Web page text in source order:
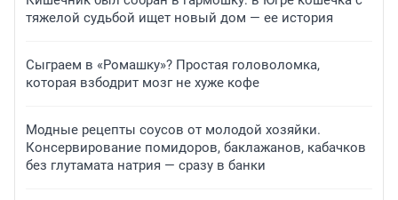
тяжелой судьбой ищет новый дом — ее история
Сыграем в «Ромашку»? Простая головоломка,
которая взбодрит мозг не хуже кофе
Модные рецепты соусов от молодой хозяйки.
Консервирование помидоров, баклажанов, кабачков
без глутамата натрия — сразу в банки